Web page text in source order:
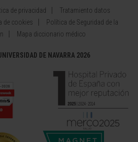
de privacidad
Tratamiento datos
de cookies
Política de Seguridad de la
Mapa diccionario médico
DE NAVARRA 2026